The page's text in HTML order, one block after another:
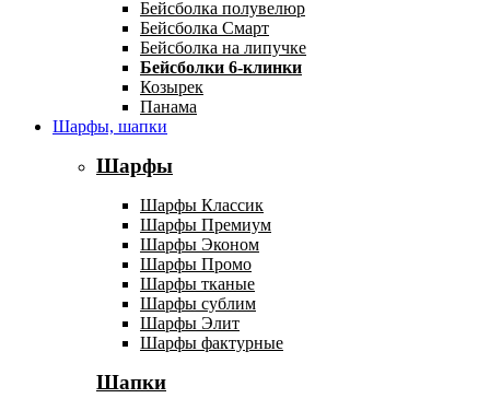
Бейсболка полувелюр
Бейсболка Смарт
Бейсболка на липучке
Бейсболки 6-клинки
Козырек
Панама
Шарфы, шапки
Шарфы
Шарфы Классик
Шарфы Премиум
Шарфы Эконом
Шарфы Промо
Шарфы тканые
Шарфы сублим
Шарфы Элит
Шарфы фактурные
Шапки